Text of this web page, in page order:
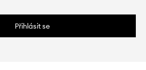
Přihlásit se